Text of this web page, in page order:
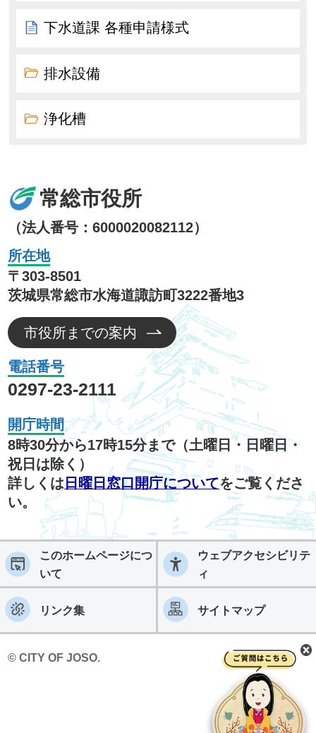
下水道課 各種申請様式
排水設備
浄化槽
常総市役所
（法人番号：6000020082112）
所在地
〒303-8501
茨城県常総市水海道諏訪町3222番地3
市役所までの案内
電話番号
0297-23-2111
開庁時間
8時30分から17時15分まで（土曜日・日曜日・
祝日は除く）
詳しくは 日曜日窓口開庁についてをご覧くださ
い。
このホームページにつ
いて
ウェブアクセシビリテ
ィ
リンク集 サイトマップ
© CITY OF JOSO.